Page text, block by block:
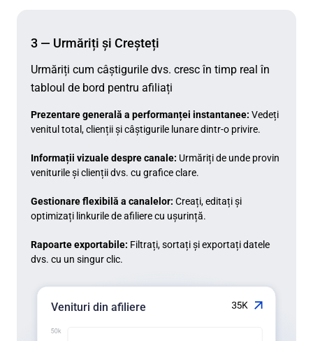
3 — Urmăriți și Creșteți
Urmăriți cum câștigurile dvs. cresc în timp real în
tabloul de bord pentru afiliați
Prezentare generală a performanței instantanee: Vedeți
venitul total, clienții și câștigurile lunare dintr-o privire.
Informații vizuale despre canale: Urmăriți de unde provin
veniturile și clienții dvs. cu grafice clare.
Gestionare flexibilă a canalelor: Creați, editați și
optimizați linkurile de afiliere cu ușurință.
Rapoarte exportabile: Filtrați, sortați și exportați datele
dvs. cu un singur clic.
Venituri din afiliere